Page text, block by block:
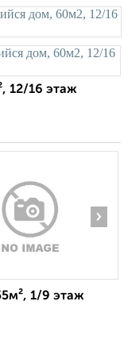
12/16 этаж
›
1/9 этаж